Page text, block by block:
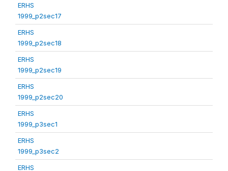
ERHS
1999_p2sec17
ERHS
1999_p2sec18
ERHS
1999_p2sec19
ERHS
1999_p2sec20
ERHS
1999_p3sec1
ERHS
1999_p3sec2
ERHS